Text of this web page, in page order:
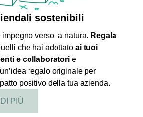
sostenibili
verso la natura. Regala
che hai adottato ai tuoi
e collaboratori e
regalo originale per
positivo della tua azienda.
PIÙ